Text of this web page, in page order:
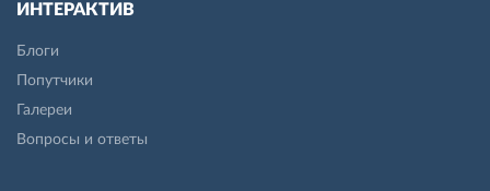
ИНТЕРАКТИВ
Блоги
Попутчики
Галереи
Вопросы и ответы